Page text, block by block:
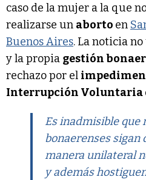
caso de la mujer a la que
realizarse un aborto en
Buenos Aires. La noticia
y la propia gestión
rechazo por el
Interrupción Voluntaria
Es inadmisible que
bonaerenses sigan
manera unilateral
y además